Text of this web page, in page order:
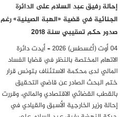
إحالة رفيق عبد السلام على الدائرة
الجنائية في قضية «الهبة الصينية» رغم
صدور حكم تعقيبي سنة 2018
04 أوت (أغسطس) 2026 – أيدت دائرة
الاتهام المختصة بالنظر في قضايا الفساد
المالي لدى محكمة الاستئناف بتونس قرار
ختم البحث الصادر عن قاضي التحقيق
بالقطب القضائي الاقتصادي والمالي، وقررت
إحالة وزير الخارجية الأسبق والقيادي في